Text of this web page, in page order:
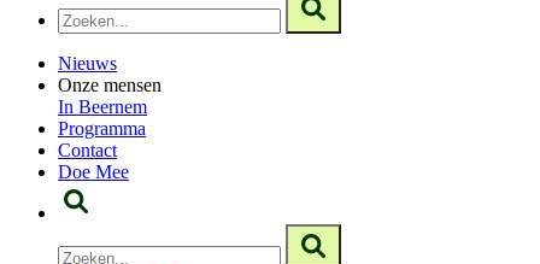
Nieuws
Onze mensen
In Beernem
Programma
Contact
Doe Mee